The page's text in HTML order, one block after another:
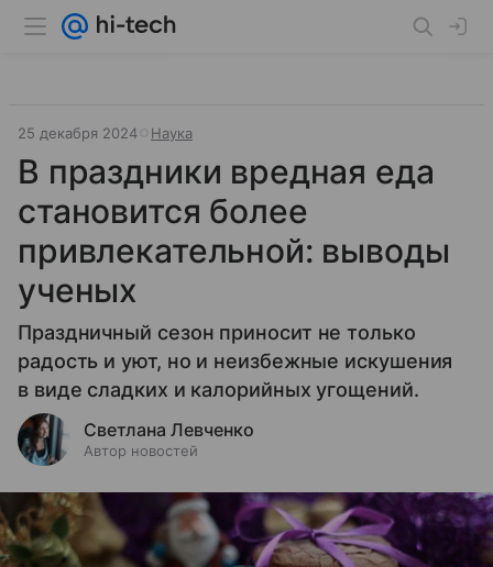
25 декабря 2024 Наука
В праздники вредная еда
становится более
привлекательной: выводы
ученых
Праздничный сезон приносит не только
радость и уют, но и неизбежные искушения
в виде сладких и калорийных угощений.
Светлана Левченко
Автор новостей